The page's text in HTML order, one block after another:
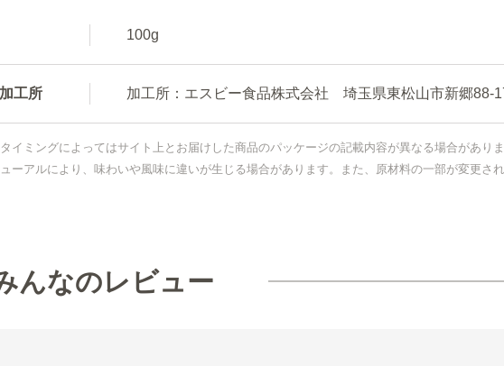
100g
工所 加工所：エスビー食品株式会社 埼玉県東松山市新郷88-
イミングによってはサイト上とお届けした商品のパッケージの記載内容が異なる場合がありま
ーアルにより、味わいや風味に違いが生じる場合があります。また、原材料の一部が変更され
んなのレビュー